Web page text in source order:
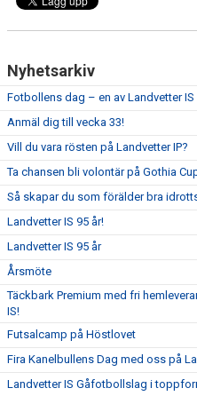
FOTBOLLSSKOLA 2026
Nyhetsarkiv
Fotbollens dag – en av Landvetter
Anmäl dig till vecka 33!
Vill du vara rösten på Landvetter IP?
Ta chansen bli volontär på Gothia
Så skapar du som förälder bra
Landvetter IS 95 år!
Landvetter IS 95 år
Årsmöte
Täckbark Premium med fri
IS!
Futsalcamp på Höstlovet
Fira Kanelbullens Dag med oss på
Landvetter IS Gåfotbollslag i